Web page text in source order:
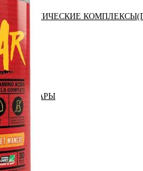
АНАБОЛИЧЕСКИЕ
АКСЕССУАРЫ